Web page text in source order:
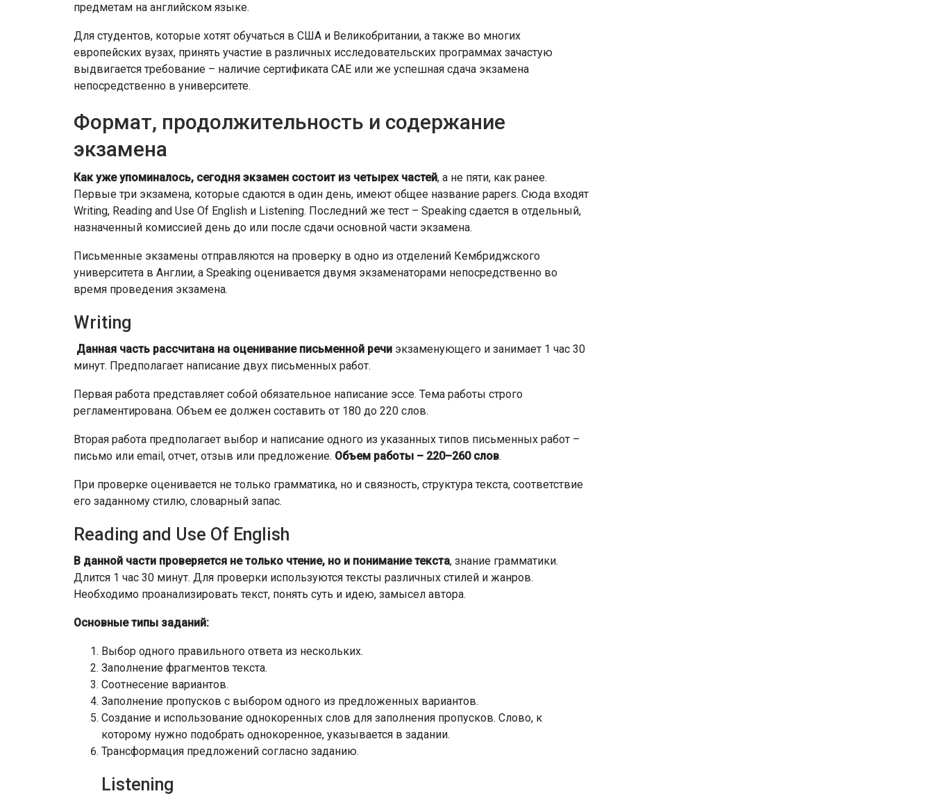
предметам на английском языке.
Для студентов, которые хотят обучаться в США и Великобритании, а также во многих
европейских вузах, принять участие в различных исследовательских программах зачастую
выдвигается требование – наличие сертификата CAE или же успешная сдача экзамена
непосредственно в университете.
Формат, продолжительность и содержание
экзамена
Как уже упоминалось, сегодня экзамен состоит из четырех частей, а не пяти, как ранее.
Первые три экзамена, которые сдаются в один день, имеют общее название papers. Сюда входят
Writing, Reading and Use Of English и Listening. Последний же тест – Speaking сдается в отдельный,
назначенный комиссией день до или после сдачи основной части экзамена.
Письменные экзамены отправляются на проверку в одно из отделений Кембриджского
университета в Англии, а Speaking оценивается двумя экзаменаторами непосредственно во
время проведения экзамена.
Writing
Данная часть рассчитана на оценивание письменной речи экзаменующего и занимает 1 час 30
минут. Предполагает написание двух письменных работ.
Первая работа представляет собой обязательное написание эссе. Тема работы строго
регламентирована. Объем ее должен составить от 180 до 220 слов.
Вторая работа предполагает выбор и написание одного из указанных типов письменных работ –
письмо или email, отчет, отзыв или предложение. Объем работы – 220–260 слов.
При проверке оценивается не только грамматика, но и связность, структура текста, соответствие
его заданному стилю, словарный запас.
Reading and Use Of English
В данной части проверяется не только чтение, но и понимание текста, знание грамматики.
Длится 1 час 30 минут. Для проверки используются тексты различных стилей и жанров.
Необходимо проанализировать текст, понять суть и идею, замысел автора.
Основные типы заданий:
Выбор одного правильного ответа из нескольких.
Заполнение фрагментов текста.
Соотнесение вариантов.
Заполнение пропусков с выбором одного из предложенных вариантов.
Создание и использование однокоренных слов для заполнения пропусков. Слово, к
которому нужно подобрать однокоренное, указывается в задании.
Трансформация предложений согласно заданию.
Listening